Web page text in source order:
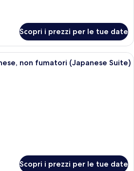
Scopri i prezzi per le tue date
Una tradizionale stanza giapponese
non fumatori (Japanese Suite)
Scopri i prezzi per le tue date